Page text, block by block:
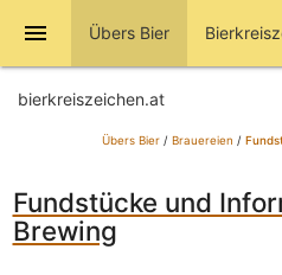
menu Übers Bier
bierkreiszeichen.at
Übers Bier/ Brauereien /
Fundstücke und
Brewing